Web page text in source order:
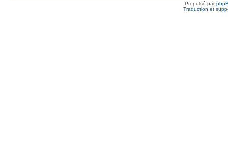
Propulsé par
Traduction et